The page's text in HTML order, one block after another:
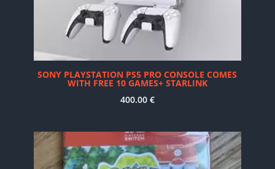
SONY PLAYSTATION PS5 PRO CONSOLE COMES
WITH FREE 10 GAMES+ STARLINK
400.00 €